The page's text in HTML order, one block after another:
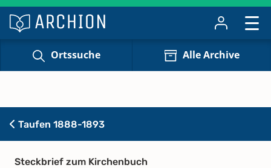
Ortssuche Alle Archive
Taufen 1888-1893
Steckbrief zum Kirchenbuch